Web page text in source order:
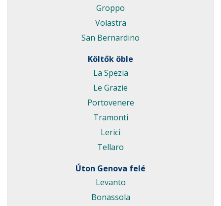
Groppo
Volastra
San Bernardino
Költők öble
La Spezia
Le Grazie
Portovenere
Tramonti
Lerici
Tellaro
Úton Genova felé
Levanto
Bonassola